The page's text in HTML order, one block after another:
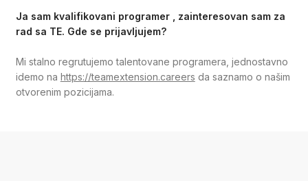
Ja sam kvalifikovani programer , zainteresovan sam za
rad sa TE. Gde se prijavljujem?
Mi stalno regrutujemo talentovane programera, jednostavno
idemo na https://teamextension.careers da saznamo o našim
otvorenim pozicijama.